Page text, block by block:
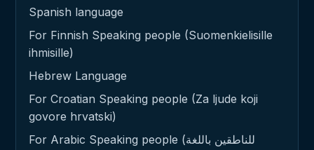
Spanish language
For Finnish Speaking people (Suomenkielisille
ihmisille)
Hebrew Language
For Croatian Speaking people (Za ljude koji
govore hrvatski)
For Arabic Speaking people (للناطقين باللغة